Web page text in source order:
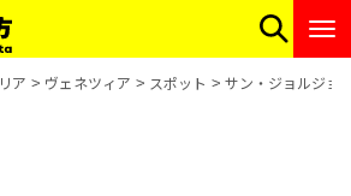
ア ヴェネツィア スポット サン・ジョルジョ